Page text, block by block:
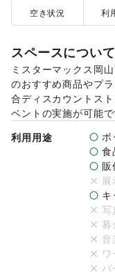
空き状況 利
スペースについて
ミスターマックス岡
のおすすめ商品やプ
合ディスカウントス
ベントの実施が可能
利用用途
ポ
食
販
キ
写
募
音
パ